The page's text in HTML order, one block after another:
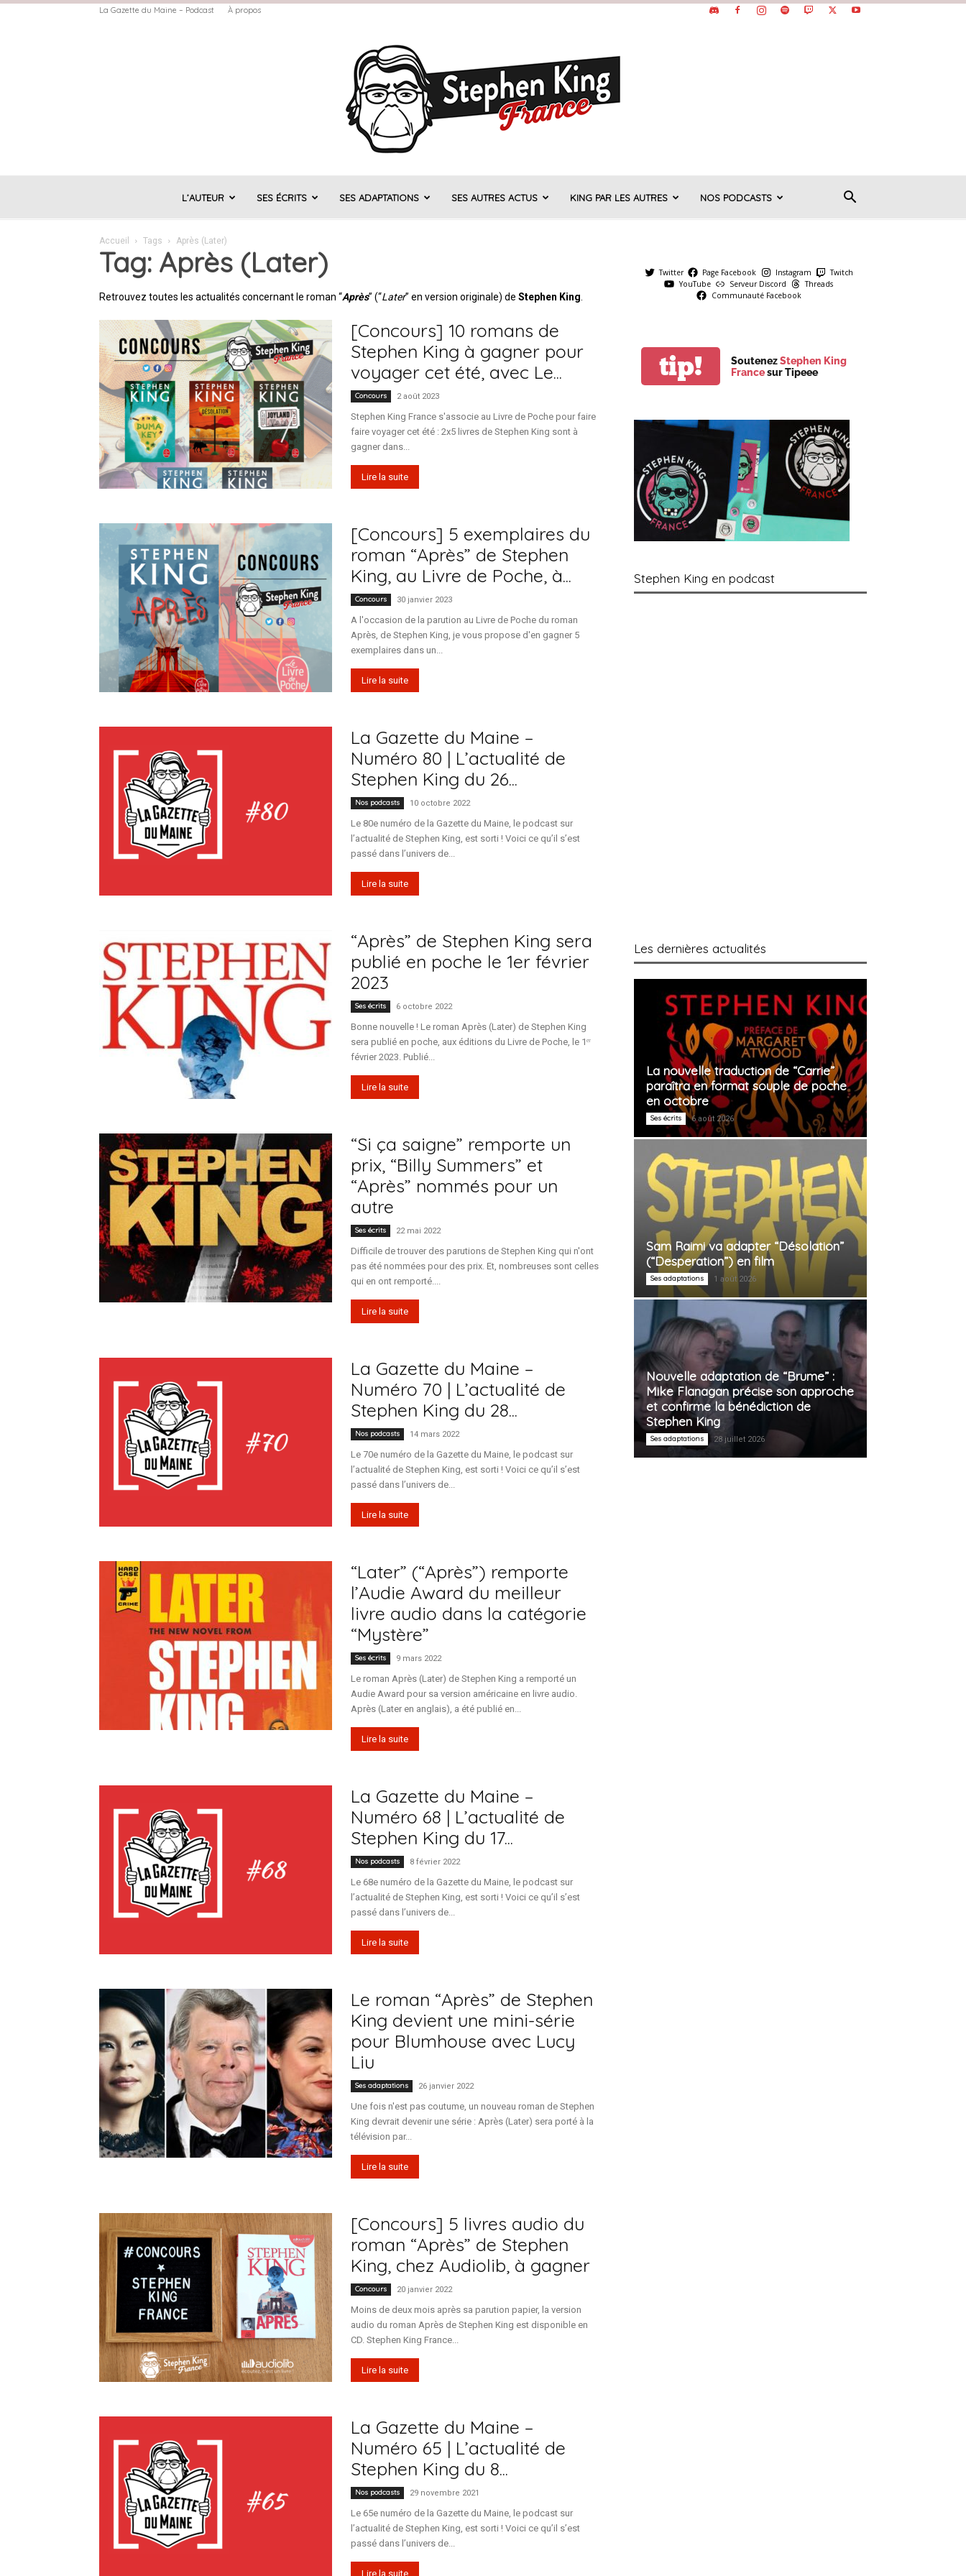
La Gazette du Maine – Podcast À propos
Stephen
King
L’AUTEUR SES ÉCRITS SES ADAPTATIONS SES AUTRES ACTUS KING PAR LES AUTRES NOS PODCASTS
Accueil Tags Après (Later)
Tag: Après (Later)
Retrouvez toutes les actualités concernant le roman “Après” (“Later” en version originale) de Stephen King
[Concours] 10 romans de
Stephen King à gagner pour
voyager cet été, avec Le...
Concours 2 août 2023
Stephen King France s'associe au Livre de Poche pour faire
faire voyager cet été : 2x5 livres de Stephen King sont à
gagner dans...
Lire la suite
[Concours] 5 exemplaires du
roman “Après” de Stephen
King, au Livre de Poche, à...
Concours 30 janvier 2023
A l'occasion de la parution au Livre de Poche du roman
Après, de Stephen King, je vous propose d'en gagner 5
exemplaires dans un...
Lire la suite
La Gazette du Maine –
Numéro 80 | L’actualité de
Stephen King du 26...
Nos podcasts 10 octobre 2022
Le 80e numéro de la Gazette du Maine, le podcast sur
l’actualité de Stephen King, est sorti ! Voici ce qu’il s’est
passé dans l’univers de...
Lire la suite
“Après” de Stephen King sera
publié en poche le 1er février
2023
Ses écrits 6 octobre 2022
Bonne nouvelle ! Le roman Après (Later) de Stephen King
sera publié en poche, aux éditions du Livre de Poche, le 1ᵉʳ
février 2023. Publié...
Lire la suite
“Si ça saigne” remporte un
prix, “Billy Summers” et
“Après” nommés pour un
autre
Ses écrits 22 mai 2022
Difficile de trouver des parutions de Stephen King qui n'ont
pas été nommées pour des prix. Et, nombreuses sont celles
qui en ont remporté....
Lire la suite
La Gazette du Maine –
Numéro 70 | L’actualité de
Stephen King du 28...
Nos podcasts 14 mars 2022
Le 70e numéro de la Gazette du Maine, le podcast sur
l’actualité de Stephen King, est sorti ! Voici ce qu’il s’est
passé dans l’univers de...
Lire la suite
“Later” (“Après”) remporte
l’Audie Award du meilleur
livre audio dans la catégorie
“Mystère”
Ses écrits 9 mars 2022
Le roman Après (Later) de Stephen King a remporté un
Audie Award pour sa version américaine en livre audio.
Après (Later en anglais), a été publié en...
Lire la suite
La Gazette du Maine –
Numéro 68 | L’actualité de
Stephen King du 17...
Nos podcasts 8 février 2022
Le 68e numéro de la Gazette du Maine, le podcast sur
l’actualité de Stephen King, est sorti ! Voici ce qu’il s’est
passé dans l’univers de...
Lire la suite
Le roman “Après” de Stephen
King devient une mini-série
pour Blumhouse avec Lucy
Liu
Ses adaptations 26 janvier 2022
Une fois n'est pas coutume, un nouveau roman de Stephen
King devrait devenir une série : Après (Later) sera porté à la
télévision par...
Lire la suite
[Concours] 5 livres audio du
roman “Après” de Stephen
King, chez Audiolib, à gagner
Concours 20 janvier 2022
Moins de deux mois après sa parution papier, la version
audio du roman Après de Stephen King est disponible en
CD. Stephen King France...
Lire la suite
La Gazette du Maine –
Numéro 65 | L’actualité de
Stephen King du 8...
Nos podcasts 29 novembre 2021
Le 65e numéro de la Gazette du Maine, le podcast sur
l’actualité de Stephen King, est sorti ! Voici ce qu’il s’est
passé dans l’univers de...
Lire la suite
Twitter Page Facebook Instagram
Twitch
YouTube
Serveur Discord
Threads
Communauté Facebook
tip! SoutenezStephen King
Francesur Tipeee
Stephen King en podcast
Les dernières actualités
La nouvelle traduction de “Carrie”
paraîtra en format souple de poche
en octobre
Ses écrits 6 août 2026
Sam Raimi va adapter “Désolation”
(“Desperation”) en film
Ses adaptations 1 août 2026
Nouvelle adaptation de “Brume” :
Mike Flanagan précise son approche
et confirme la bénédiction de
Stephen King
Ses adaptations 28 juillet 2026